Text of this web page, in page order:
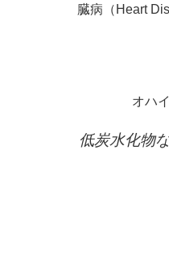
臓病（Heart
オハ
低炭水化物